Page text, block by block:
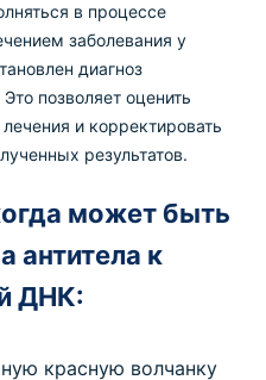
в процессе
заболевания у
диагноз
позволяет оценить
и корректировать
результатов.
может быть
антитела к
ДНК:
красную волчанку